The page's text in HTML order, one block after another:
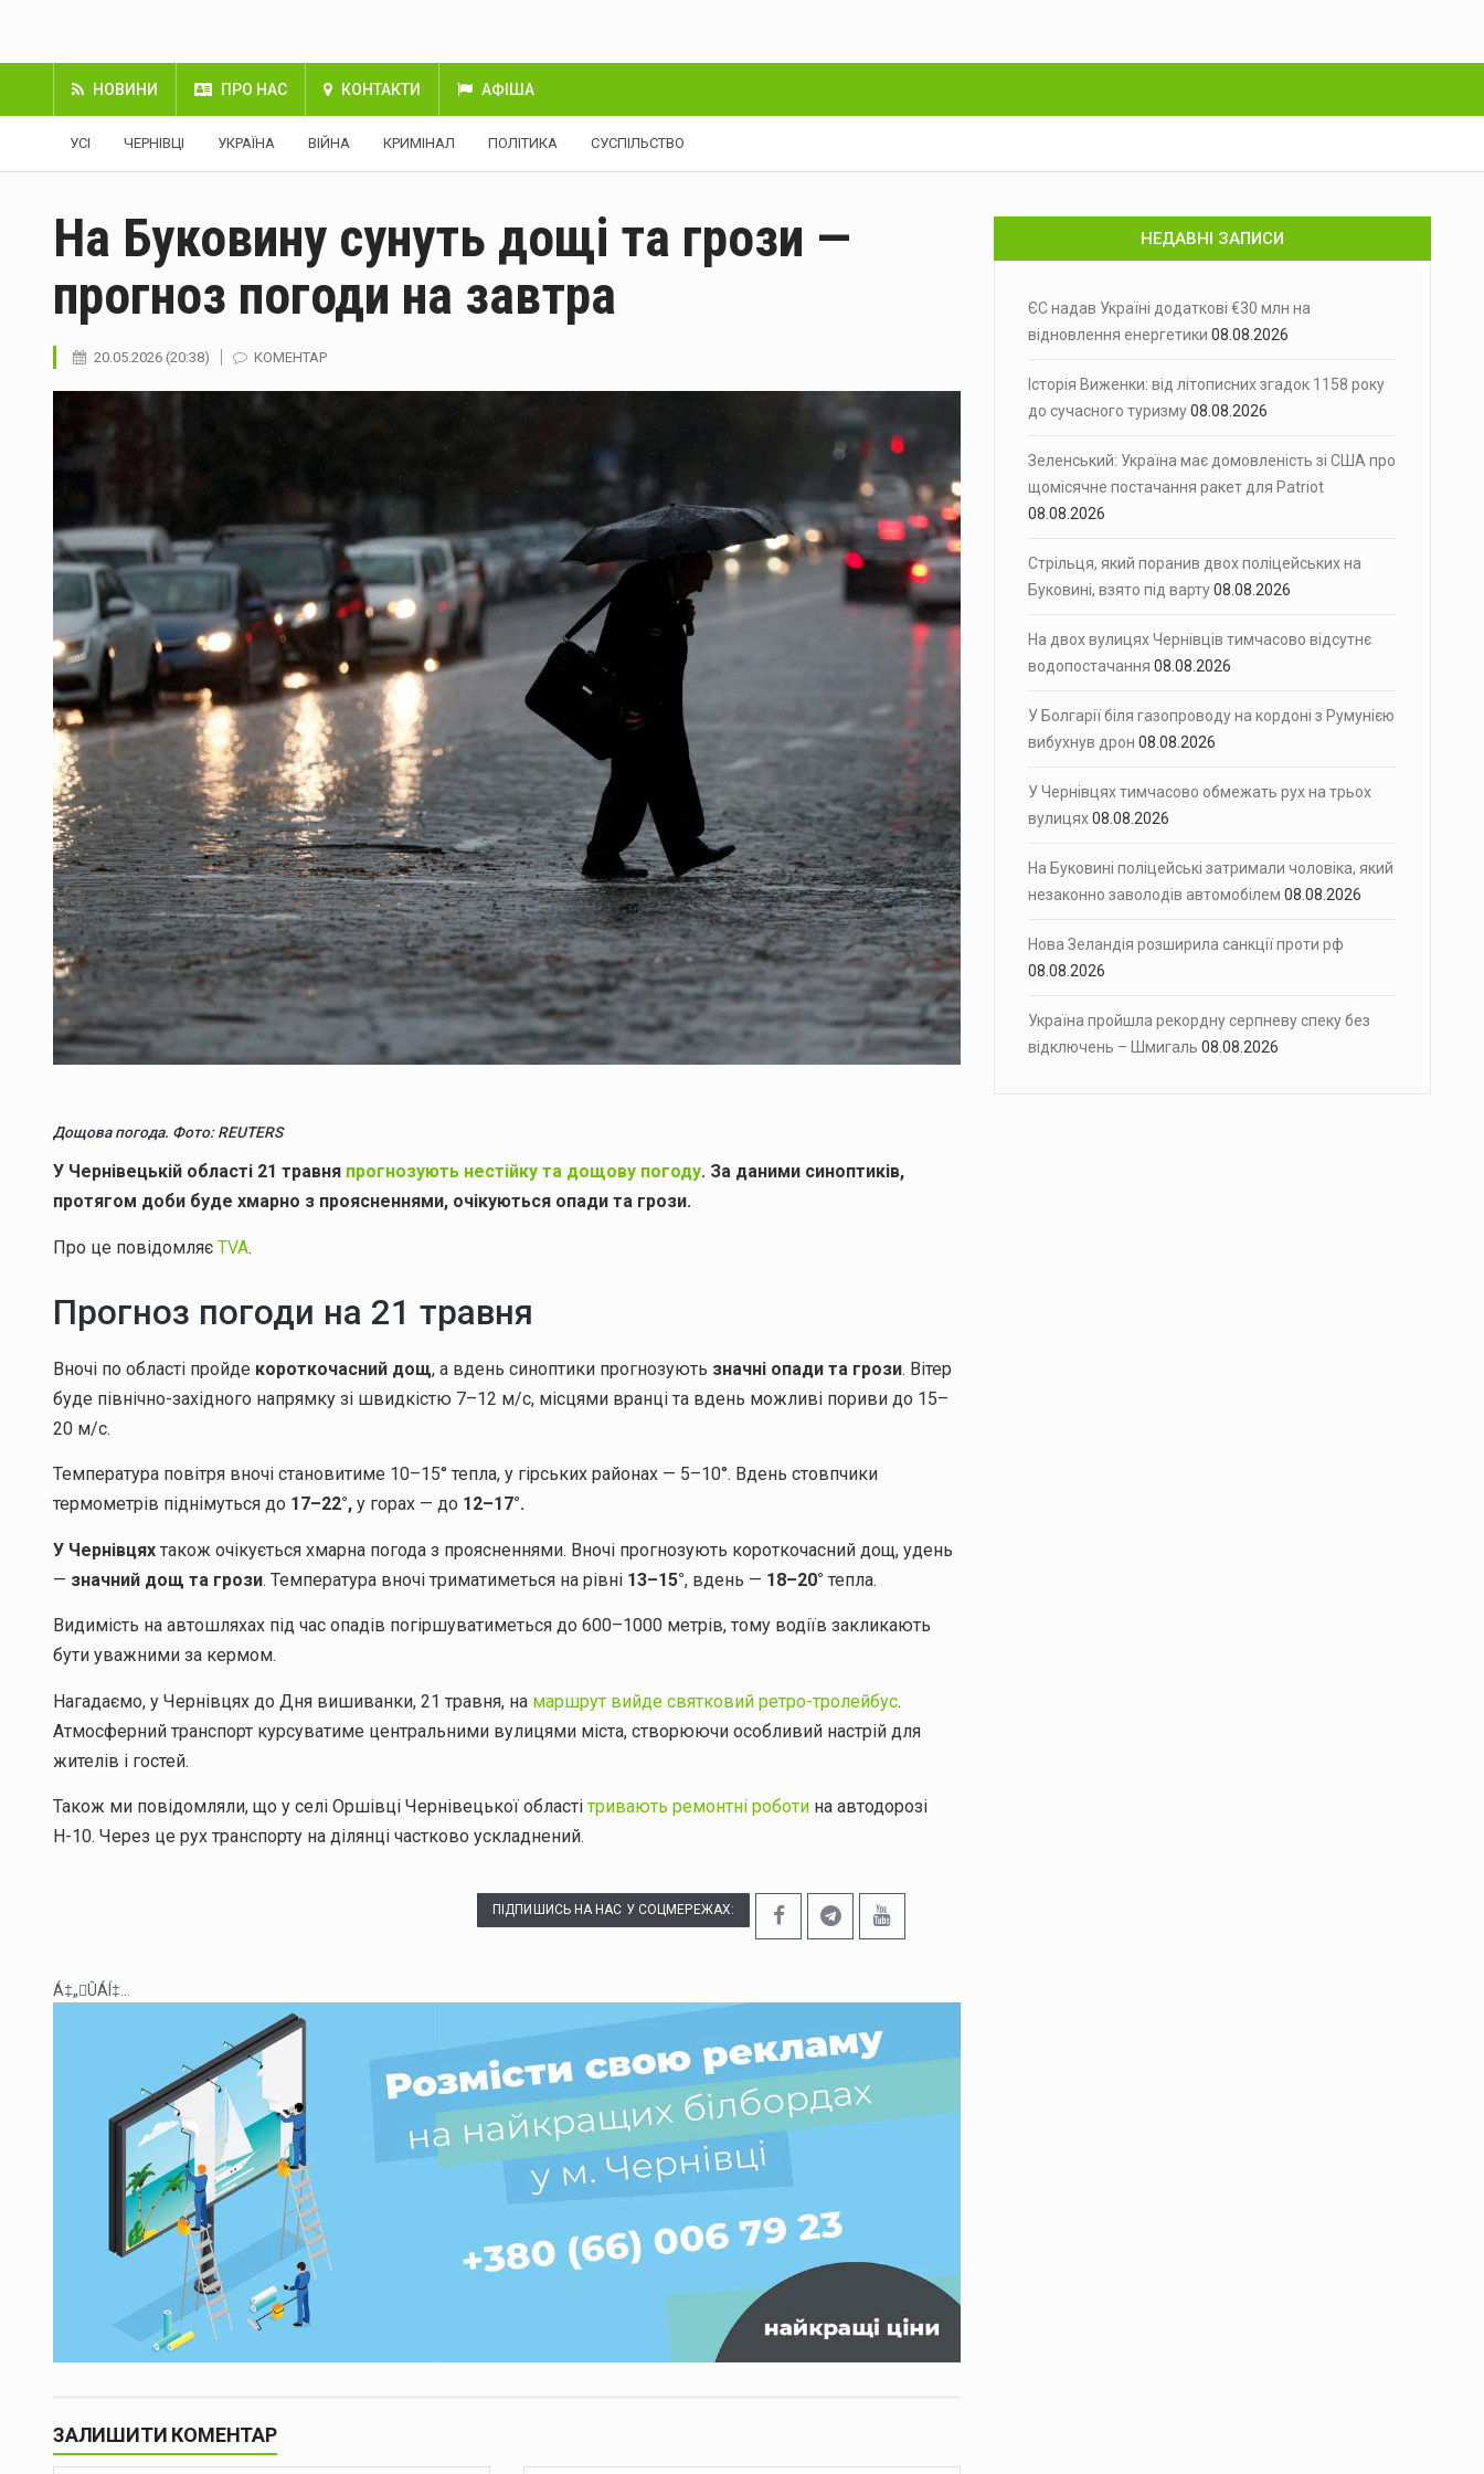
НОВИНИ ПРО НАС КОНТАКТИ АФІША
УСІ ЧЕРНІВЦІ УКРАЇНА ВІЙНА КРИМІНАЛ ПОЛІТИКА СУСПІЛЬСТВО
На Буковину сунуть дощі та грози —
прогноз погоди на завтра
20.05.2026 (20:38) КОМЕНТАР
Дощова погода. Фото: REUTERS
У Чернівецькій області 21 травня прогнозують нестійку та дощову погоду. За даними синоптиків,
протягом доби буде хмарно з проясненнями, очікуються опади та грози.
Про це повідомляє TVA.
Прогноз погоди на 21 травня
Вночі по області пройде короткочасний дощ, а вдень синоптики прогнозують значні опади та грози. Вітер
буде північно-західного напрямку зі швидкістю 7–12 м/с, місцями вранці та вдень можливі пориви до 15–
20 м/с.
Температура повітря вночі становитиме 10–15° тепла, у гірських районах — 5–10°. Вдень стовпчики
термометрів піднімуться до 17–22°, у горах — до 12–17°.
У Чернівцях також очікується хмарна погода з проясненнями. Вночі прогнозують короткочасний дощ, удень
— значний дощ та грози. Температура вночі триматиметься на рівні 13–15°, вдень — 18–20° тепла.
Видимість на автошляхах під час опадів погіршуватиметься до 600–1000 метрів, тому водіїв закликають
бути уважними за кермом.
Нагадаємо, у Чернівцях до Дня вишиванки, 21 травня, на маршрут вийде святковий ретро-тролейбус.
Атмосферний транспорт курсуватиме центральними вулицями міста, створюючи особливий настрій для
жителів і гостей.
Також ми повідомляли, що у селі Оршівці Чернівецької області тривають ремонтні роботи на автодорозі
Н-10. Через це рух транспорту на ділянці частково ускладнений.
ПІДПИШИСЬ НА НАС У СОЦМЕРЕЖАХ:
Á‡„ÛÁÍ‡...
ЗАЛИШИТИ КОМЕНТАР
НЕДАВНІ ЗАПИСИ
ЄС надав Україні додаткові €30 млн на
відновлення енергетики 08.08.2026
Історія Виженки: від літописних згадок 1158 року
до сучасного туризму08.08.2026
Зеленський: Україна має домовленість зі США про
щомісячне постачання ракет для Patriot
08.08.2026
Стрільця, який поранив двох поліцейських на
Буковині, взято під варту08.08.2026
На двох вулицях Чернівців тимчасово відсутнє
водопостачання 08.08.2026
У Болгарії біля газопроводу на кордоні з Румунією
вибухнув дрон 08.08.2026
У Чернівцях тимчасово обмежать рух на трьох
вулицях08.08.2026
На Буковині поліцейські затримали чоловіка, який
незаконно заволодів автомобілем 08.08.2026
Нова Зеландія розширила санкції проти рф
08.08.2026
Україна пройшла рекордну серпневу спеку без
відключень – Шмигаль 08.08.2026